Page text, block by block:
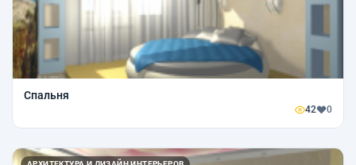
Спальня
42 0